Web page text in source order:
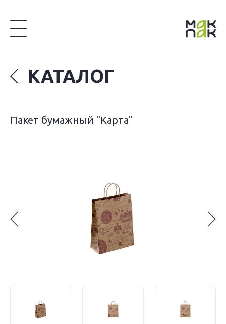
КАТАЛОГ
Пакет бумажный "Карта"